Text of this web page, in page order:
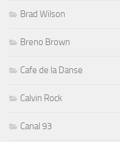
Brad Wilson
Breno Brown
Cafe de la Danse
Calvin Rock
Canal 93